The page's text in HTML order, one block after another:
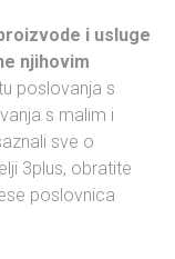
i usluge
njihovim
poslovanja s
s malim i
sve o
3plus, obratite
poslovnica